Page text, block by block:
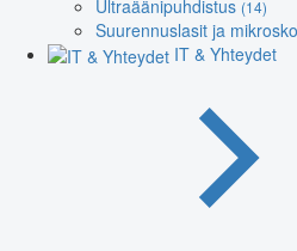
Ultraäänipuhdistus (14)
Suurennuslasit ja
IT & Yhteydet